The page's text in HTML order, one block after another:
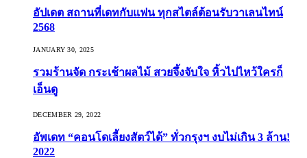
อัปเดต สถานที่เดทกับแฟน ทุกสไตล์ต้อนรับวาเลนไทน์
2568
JANUARY 30, 2025
รวมร้านจัด กระเช้าผลไม้ สวยจึ้งจับใจ หิ้วไปไหว้ใครก็
เอ็นดู
DECEMBER 29, 2022
อัพเดท “คอนโดเลี้ยงสัตว์ได้” ทั่วกรุงฯ งบไม่เกิน 3 ล้าน!
2022